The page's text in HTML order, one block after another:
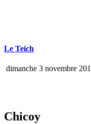
Le Teich
dimanche 3 novembre
Chicoy